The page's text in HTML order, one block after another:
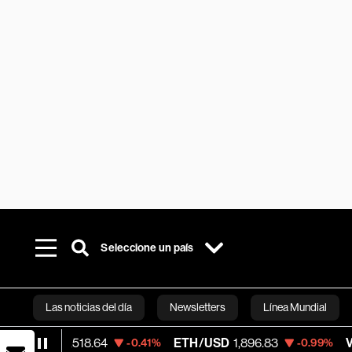
Seleccione un país
Las noticias del día Newsletters Línea Mundial
Bloomberg
-0.41% ETH/USD 1,896.83 -0.99% Visa 368.54